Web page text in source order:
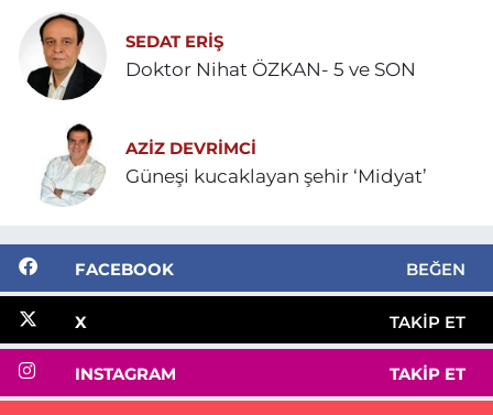
SEDAT ERİŞ
Doktor Nihat ÖZKAN- 5 ve SON
AZIZ DEVRIMCI
Güneşi kucaklayan şehir ‘Midyat’
FACEBOOK BEĞEN
X TAKIP ET
INSTAGRAM TAKIP ET